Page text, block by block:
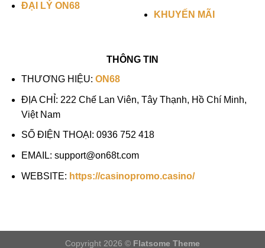
ĐẠI LÝ ON68
KHUYẾN MÃI
THÔNG TIN
THƯƠNG HIỆU: ON68
ĐỊA CHỈ: 222 Chế Lan Viên, Tây Thạnh, Hồ Chí Minh,
Việt Nam
SỐ ĐIỆN THOẠI: 0936 752 418
EMAIL: support@on68t.com
WEBSITE: https://casinopromo.casino/
Copyright 2026 © Flatsome Theme